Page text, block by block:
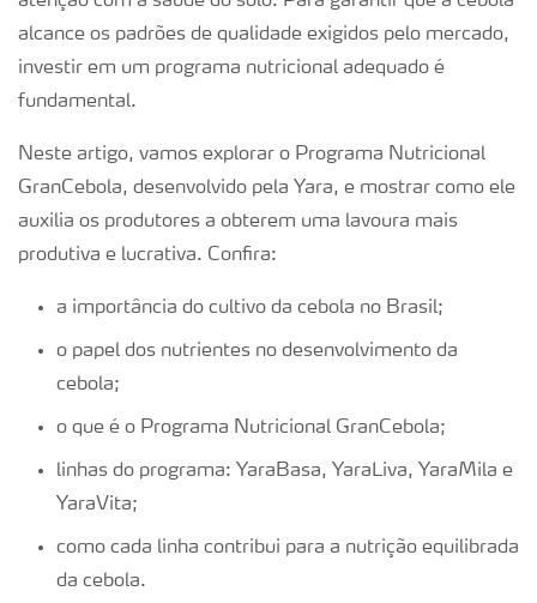
alcance os padrões de qualidade exigidos pelo mercado,
investir em um programa nutricional adequado é
fundamental.
Neste artigo, vamos explorar o Programa Nutricional
GranCebola, desenvolvido pela Yara, e mostrar como ele
auxilia os produtores a obterem uma lavoura mais
produtiva e lucrativa. Confira:
a importância do cultivo da cebola no Brasil;
o papel dos nutrientes no desenvolvimento da
cebola;
o que é o Programa Nutricional GranCebola;
linhas do programa: YaraBasa, YaraLiva, YaraMila e
YaraVita;
como cada linha contribui para a nutrição equilibrada
da cebola.